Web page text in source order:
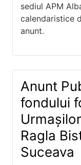
sediul APM
calendaristice
anunt.
Anunt
fondului
Ragla
Suceava